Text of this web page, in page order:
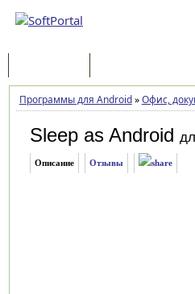
Программы для Android»Офис,
Sleep as Android
Описание Отзывы